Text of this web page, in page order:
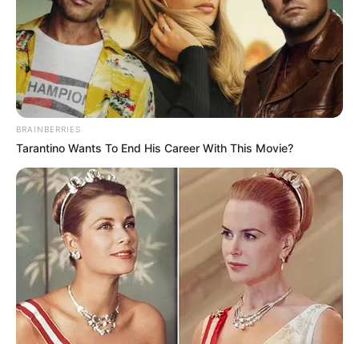
UNIRSE AL CANAL DE WHATSAPP
Son muchos los colombianos que viven en arriendo,
especialmente, en la capital del país, donde hay zonas en
las cualesmuchos desearían vivir, como es el caso del
barrio Galerías, que es uno de los más tradicionales en
Este ha tenido un crecimiento importante tanto en lo
comercial como en lo inmobiliario,pues muchos acuden
allí para comprar y vivienda y también para arrendar.
Lea también:
Arrendatarios andan asustados: Hacen
dura advertencia que los perjudica grandemente
BRAINBERRIES
Tarantino Wants To End His Career With This Movie?